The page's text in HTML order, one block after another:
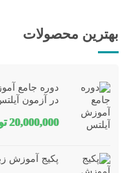
بهترین محصولات
دوره جامع
در آزمون
20,000,000
پکیج آموزش